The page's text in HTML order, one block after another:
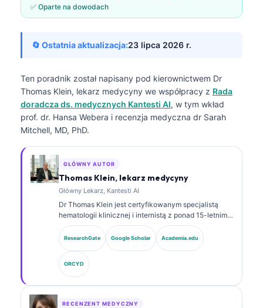
✅ Oparte na dowodach
🔄 Ostatnia aktualizacja:23 lipca 2026 r.
Ten poradnik został napisany pod kierownictwem Dr
Thomas Klein, lekarz medycyny we współpracy z Rada
doradcza ds. medycznych Kantesti AI, w tym wkład
prof. dr. Hansa Webera i recenzja medyczna dr Sarah
Mitchell, MD, PhD.
GŁÓWNY AUTOR
Thomas Klein, lekarz medycyny
Główny Lekarz, Kantesti AI
Dr Thomas Klein jest certyfikowanym specjalistą
hematologii klinicznej i internistą z ponad 15-letnim
doświadczeniem w medycynie laboratoryjnej oraz
analizie klinicznej wspomaganej przez AI. Jako Chief
Medical Officer w Kantesti AI sprawuje nadzór
kliniczny nad medyczną dokładnością zastrzeżonej
sieci neuronowej. Dr Klein opublikował obszernie
prace dotyczące interpretacji biomarkerów i
diagnostyki laboratoryjnej w obszarze medycyny
ResearchGate Google Scholar Academia.edu
ORCYD
RECENZENT MEDYCZNY